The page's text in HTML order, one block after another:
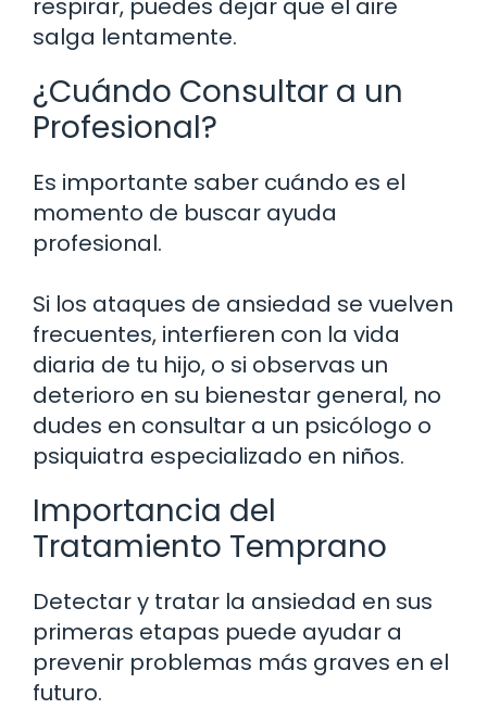
respirar, puedes dejar que el aire
salga lentamente.
¿Cuándo Consultar a un
Profesional?
Es importante saber cuándo es el
momento de buscar ayuda
profesional.
Si los ataques de ansiedad se vuelven
frecuentes, interfieren con la vida
diaria de tu hijo, o si observas un
deterioro en su bienestar general, no
dudes en consultar a un psicólogo o
psiquiatra especializado en niños.
Importancia del
Tratamiento Temprano
Detectar y tratar la ansiedad en sus
primeras etapas puede ayudar a
prevenir problemas más graves en el
futuro.